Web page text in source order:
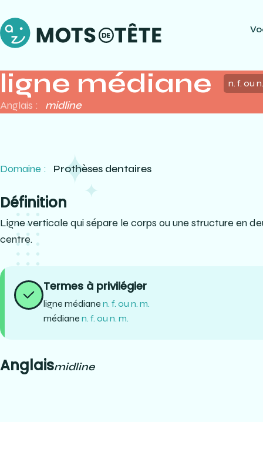
ligne médiane n. f. ou
Anglais : midline
Domaine : Prothèses dentaires
Définition
Ligne verticale qui sépare le corps ou une structure en
centre.
Termes à privilégier
ligne médiane n. f. ou n. m.
médiane n. f. ou n. m.
Anglaismidline